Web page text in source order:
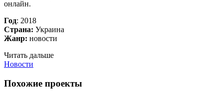
онлайн.
Год: 2018
Страна: Украина
Жанр: новости
Читать дальше
Новости
Похожие проекты